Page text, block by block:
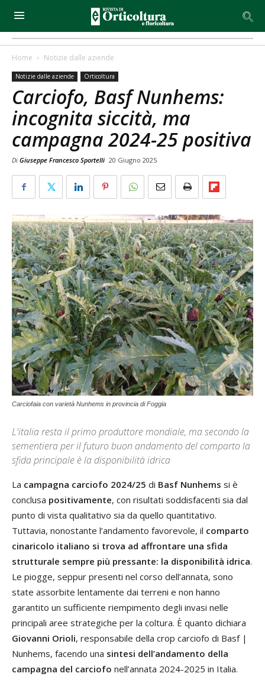
Home Notizie dalle aziende
Notizie dalle aziende Orticoltura
Carciofo, Basf Nunhems:
incognita siccità, ma
campagna 2024-25 positiva
Di Giuseppe Francesco Sportelli 20 Giugno 2025
Carciofaia con varietà Nunhems in provincia di Foggia
L'italia resta il primo produttore mondiale, ma secondo la
sementiera per il futuro buon andamento del comparto la
sfida principale è la disponibilità idrica
La campagna carciofo 2024/25 di Basf Nunhems si è
conclusa positivamente, con risultati soddisfacenti sia dal
punto di vista qualitativo sia da quello quantitativo.
Tuttavia, nonostante l’andamento favorevole, il comparto
cinaricolo italiano si trova ad affrontare una sfida
strutturale sempre più pressante: la disponibilità idrica.
Le piogge, seppur presenti nel corso dell’annata, sono
state assorbite lentamente dai terreni e non hanno
garantito un sufficiente riempimento degli invasi nelle
principali aree strategiche per la coltura. È quanto dichiara
Giovanni Orioli, responsabile della crop carciofo di Basf |
Nunhems, facendo una sintesi dell’andamento della
campagna del carciofo nell’annata 2024-2025 in Italia.